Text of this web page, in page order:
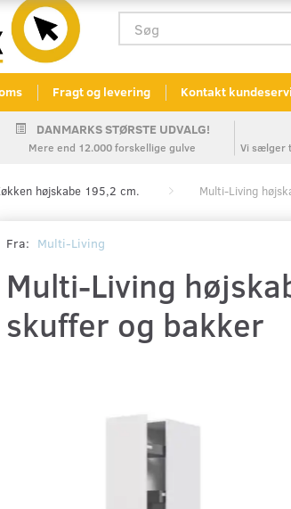
Fragt og levering Kontakt
DANMARKS STØRSTE UDVALG!
Mere end 12.000 forskellige gulve Vi sælger
højskabe 195,2 cm. Multi-Living
Fra: Multi-Living
Multi-Living
skuffer og bakker